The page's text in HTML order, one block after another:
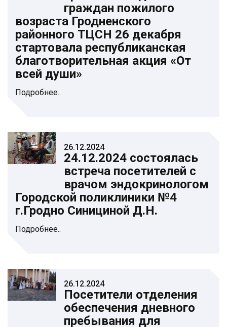
граждан пожилого
возраста Гродненского
районного ТЦСН 26 декабря
стартовала республиканская
благотворительная акция «От
всей души»
Подробнее..
26.12.2024
24.12.2024 состоялась
встреча посетителей с
врачом эндокринологом
Городской поликлиники №4
г.Гродно Синициной Д.Н.
Подробнее..
26.12.2024
Посетители отделения
обеспечения дневного
пребывания для